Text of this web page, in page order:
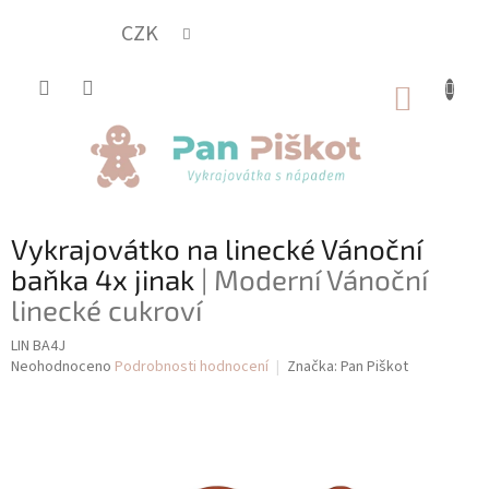
CZK
Vykrajovátko na linecké Vánoční
baňka 4x jinak | Moderní Vánoční
linecké cukroví
LIN BA4J
Průměrné
Neohodnoceno Podrobnosti hodnocení Značka: Pan Piškot